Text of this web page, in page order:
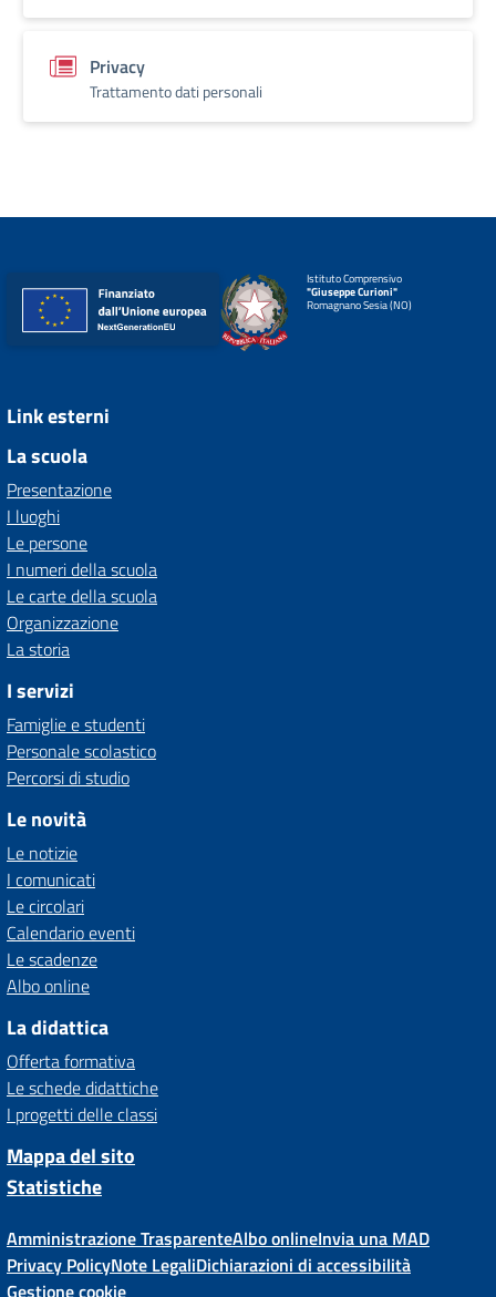
Privacy
Trattamento dati personali
Istituto Comprensivo
"Giuseppe Curioni"
Romagnano Sesia (NO)
Link esterni
La scuola
Presentazione
I luoghi
Le persone
I numeri della scuola
Le carte della scuola
Organizzazione
La storia
I servizi
Famiglie e studenti
Personale scolastico
Percorsi di studio
Le novità
Le notizie
I comunicati
Le circolari
Calendario eventi
Le scadenze
Albo online
La didattica
Offerta formativa
Le schede didattiche
I progetti delle classi
Mappa del sito
Statistiche
Amministrazione TrasparenteAlbo onlineInvia una MAD
Privacy PolicyNote LegaliDichiarazioni di accessibilità
Gestione cookie